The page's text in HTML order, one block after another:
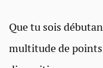
Que tu sois
multitude de